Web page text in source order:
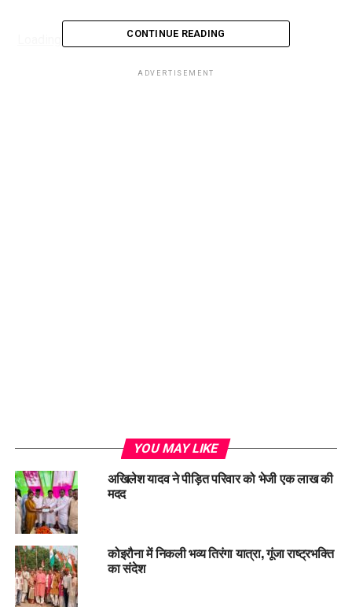
CONTINUE READING
ADVERTISEMENT
YOU MAY LIKE
अखिलेश यादव ने पीड़ित परिवार को भेजी एक लाख की
मदद
कोइरौना में निकली भव्य तिरंगा यात्रा, गूंजा राष्ट्रभक्ति
का संदेश